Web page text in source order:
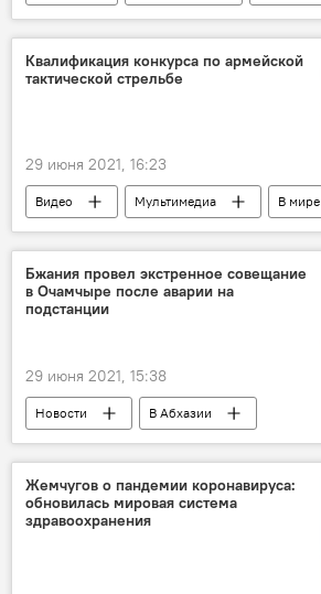
Квалификация конкурса по армейской
тактической стрельбе
29 июня 2021, 16:23
Видео Мультимедиа
В мире
Новости
Бжания провел экстренное совещание
в Очамчыре после аварии на
подстанции
29 июня 2021, 15:38
Новости
В Абхазии
Энергетическая отрасль Абхазии
Жемчугов о пандемии коронавируса:
обновилась мировая система
здравоохранения